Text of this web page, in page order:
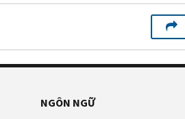
NGÔN NGỮ